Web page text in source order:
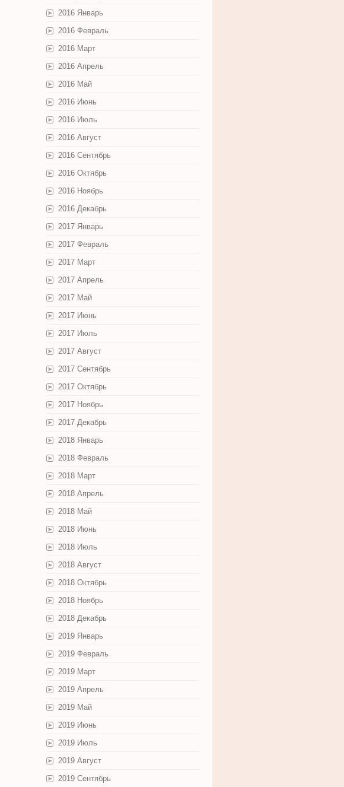
2016 Январь
2016 Февраль
2016 Март
2016 Апрель
2016 Май
2016 Июнь
2016 Июль
2016 Август
2016 Сентябрь
2016 Октябрь
2016 Ноябрь
2016 Декабрь
2017 Январь
2017 Февраль
2017 Март
2017 Апрель
2017 Май
2017 Июнь
2017 Июль
2017 Август
2017 Сентябрь
2017 Октябрь
2017 Ноябрь
2017 Декабрь
2018 Январь
2018 Февраль
2018 Март
2018 Апрель
2018 Май
2018 Июнь
2018 Июль
2018 Август
2018 Октябрь
2018 Ноябрь
2018 Декабрь
2019 Январь
2019 Февраль
2019 Март
2019 Апрель
2019 Май
2019 Июнь
2019 Июль
2019 Август
2019 Сентябрь